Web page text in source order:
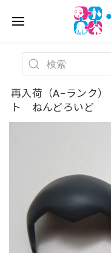
再入荷（A−ランク
ト ねんどろいど